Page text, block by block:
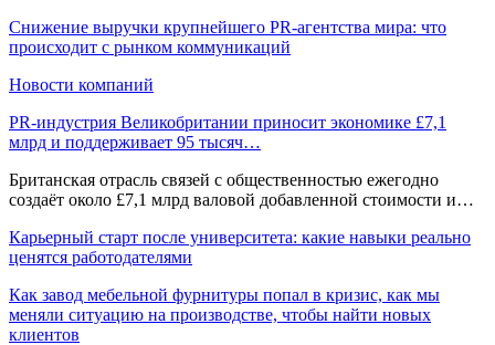
Снижение выручки крупнейшего PR-агентства мира: что
происходит с рынком коммуникаций
Новости компаний
PR-индустрия Великобритании приносит экономике £7,1
млрд и поддерживает 95 тысяч…
Британская отрасль связей с общественностью ежегодно
создаёт около £7,1 млрд валовой добавленной стоимости и…
Карьерный старт после университета: какие навыки реально
ценятся работодателями
Как завод мебельной фурнитуры попал в кризис, как мы
меняли ситуацию на производстве, чтобы найти новых
клиентов